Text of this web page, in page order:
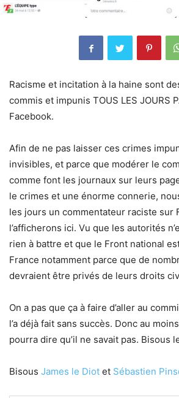
Racisme et incitation à la haine sont
commis et impunis TOUS LES JOURS
Facebook.
Afin de ne pas laisser ces crimes
invisibles, et parce que modérer le
comme font les journaux sur leurs
le crimes et une énorme connerie,
les jours un commentateur raciste sur
l’afficherons ici. Vu que les autorités
rien à battre et que le Front national
France notamment parce que de
devraient être privés de leurs droits
On a pas que ça à faire d’aller au
l’a déjà fait sans succès. Donc au
pourra dire qu’il ne savait pas. Bisous
Bisous James le Diot et Sébastien